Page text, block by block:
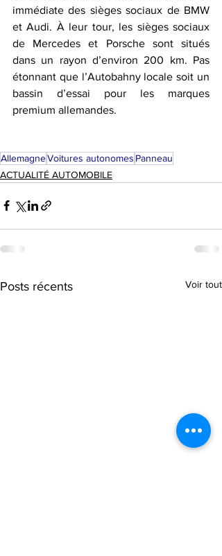
immédiate des sièges sociaux de BMW
et Audi. À leur tour, les sièges sociaux
de Mercedes et Porsche sont situés
dans un rayon d’environ 200 km. Pas
étonnant que l’Autobahny locale soit un
bassin d’essai pour les marques
premium allemandes.
AllemagneVoitures autonomes Panneau
ACTUALITÉ AUTOMOBILE
Posts récents Voir tout